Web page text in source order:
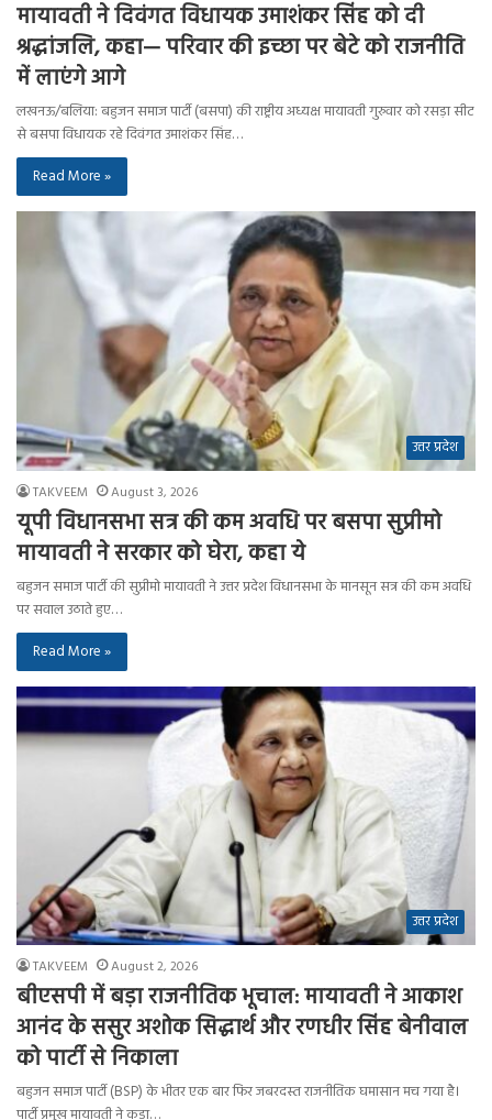
मायावती ने दिवंगत विधायक उमाशंकर सिंह को दी
श्रद्धांजलि, कहा— परिवार की इच्छा पर बेटे को राजनीति
में लाएंगे आगे
लखनऊ/बलिया: बहुजन समाज पार्टी (बसपा) की राष्ट्रीय अध्यक्ष मायावती गुरुवार को रसड़ा सीट
से बसपा विधायक रहे दिवंगत उमाशंकर सिंह…
Read More »
उत्तर प्रदेश
TAKVEEM August 3, 2026
यूपी विधानसभा सत्र की कम अवधि पर बसपा सुप्रीमो
मायावती ने सरकार को घेरा, कहा ये
बहुजन समाज पार्टी की सुप्रीमो मायावती ने उत्तर प्रदेश विधानसभा के मानसून सत्र की कम अवधि
पर सवाल उठाते हुए…
Read More »
उत्तर प्रदेश
TAKVEEM August 2, 2026
बीएसपी में बड़ा राजनीतिक भूचाल: मायावती ने आकाश
आनंद के ससुर अशोक सिद्धार्थ और रणधीर सिंह बेनीवाल
को पार्टी से निकाला
बहुजन समाज पार्टी (BSP) के भीतर एक बार फिर जबरदस्त राजनीतिक घमासान मच गया है।